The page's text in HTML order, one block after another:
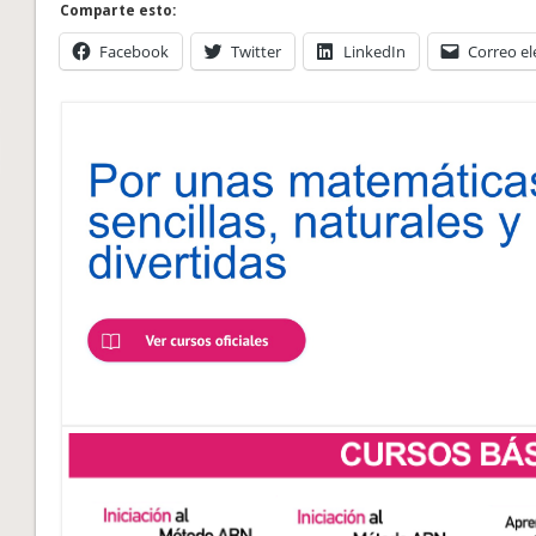
Comparte esto:
Facebook Twitter LinkedIn Correo